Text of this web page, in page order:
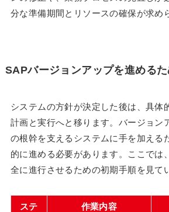
分な準備期間とリソースの確保が求め
SAPバージョンアップを進める
システムの方針が決定した後は、具体
計画と実行へと移ります。バージョン
の根幹を支えるシステムに手を加える
的に進める必要があります。ここでは
全に進行させるための初期手順を見て
ステ
作業内容